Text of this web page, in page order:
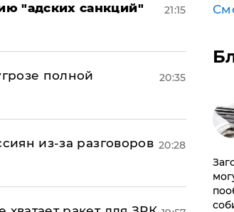
"адских санкций"
21:15
полной
20:35
из-за разговоров 20:28